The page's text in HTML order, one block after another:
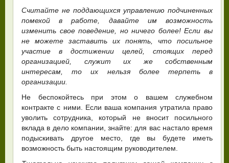
Считайте не поддающихся управлению подчиненных
помехой в работе, давайте им возможность
изменить свое поведение, но ничего более! Если вы
не можете заставить их понять, что посильное
участие в достижении целей, стоящих перед
организацией, служит их же собственным
интересам, то их нельзя более терпеть в
организации.
Не беспокойтесь при этом о вашем служебном
контракте с ними. Если ваша компания утратила право
уволить сотрудника, который не вносит посильного
вклада в дело компании, знайте: для вас настало время
подыскивать другое место, где вы будете иметь
возможность быть настоящим руководителем.